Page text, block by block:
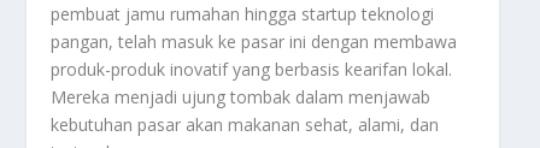
pembuat jamu rumahan hingga startup teknologi
pangan, telah masuk ke pasar ini dengan membawa
produk-produk inovatif yang berbasis kearifan lokal.
Mereka menjadi ujung tombak dalam menjawab
kebutuhan pasar akan makanan sehat, alami, dan